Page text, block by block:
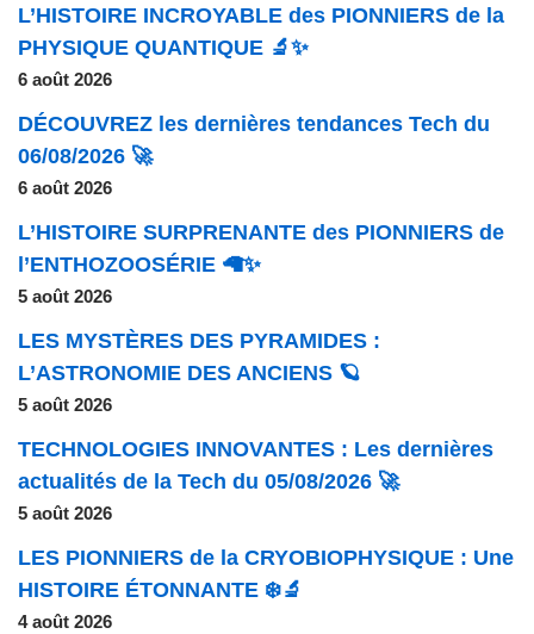
L’HISTOIRE INCROYABLE des PIONNIERS de la
PHYSIQUE QUANTIQUE 🔬✨
6 août 2026
DÉCOUVREZ les dernières tendances Tech du
06/08/2026 🚀
6 août 2026
L’HISTOIRE SURPRENANTE des PIONNIERS de
l’ENTHOZOOSÉRIE 🦙✨
5 août 2026
LES MYSTÈRES DES PYRAMIDES :
L’ASTRONOMIE DES ANCIENS 🪐
5 août 2026
TECHNOLOGIES INNOVANTES : Les dernières
actualités de la Tech du 05/08/2026 🚀
5 août 2026
LES PIONNIERS de la CRYOBIOPHYSIQUE : Une
HISTOIRE ÉTONNANTE ❄️🔬
4 août 2026